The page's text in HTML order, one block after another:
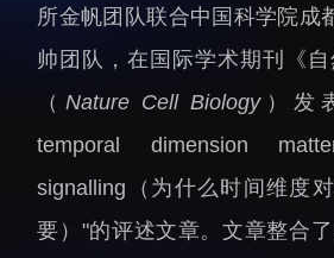
监督
支
产业
所金帆团队联合中国科学院成
帅团队，在国际学术期刊《自
（ Nature Cell Biology）发
temporal dimension
signalling（为什么时间维度
要）"的评述文章。文章整合